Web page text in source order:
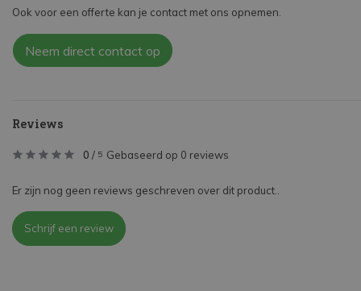
Ook voor een offerte kan je contact met ons opnemen.
Neem direct contact op
Reviews
0 / 5 Gebaseerd op 0 reviews
Er zijn nog geen reviews geschreven over dit product..
Schrijf een review